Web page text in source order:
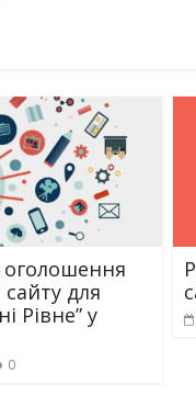
сайту для
Рівне” у
0